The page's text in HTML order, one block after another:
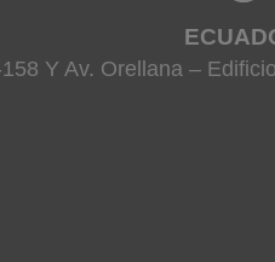
Y Av. Orellana –